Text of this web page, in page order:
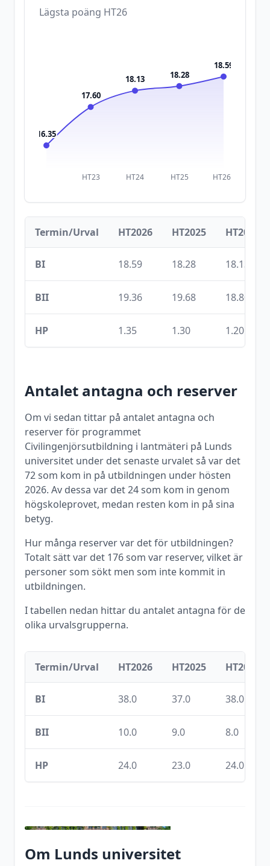
Lägsta poäng HT26
HT23 HT24 HT25 HT26
16.35
17.60
18.13 18.28
18.59
Termin/Urval HT2026 HT2025 HT2024
BI 18.59 18.28 18.13
BII 19.36 19.68 18.80
HP 1.35 1.30 1.20
Antalet antagna och reserver
Om vi sedan tittar på antalet antagna och
reserver för programmet
Civilingenjörsutbildning i lantmäteri på Lunds
universitet under det senaste urvalet så var det
72som kom in på utbildningen under hösten
2026. Av dessa var det24som kom in genom
högskoleprovet, medan resten kom in på sina
betyg.
Hur många reserver var det för utbildningen?
Totalt sätt var det 176som var reserver, vilket är
personer som sökt men som inte kommit in
utbildningen.
I tabellen nedan hittar du antalet antagna för de
olika urvalsgrupperna.
Termin/Urval HT2026 HT2025 HT2024
BI 38.0 37.0 38.0
BII 10.0 9.0 8.0
HP 24.0 23.0 24.0
Om Lunds universitet